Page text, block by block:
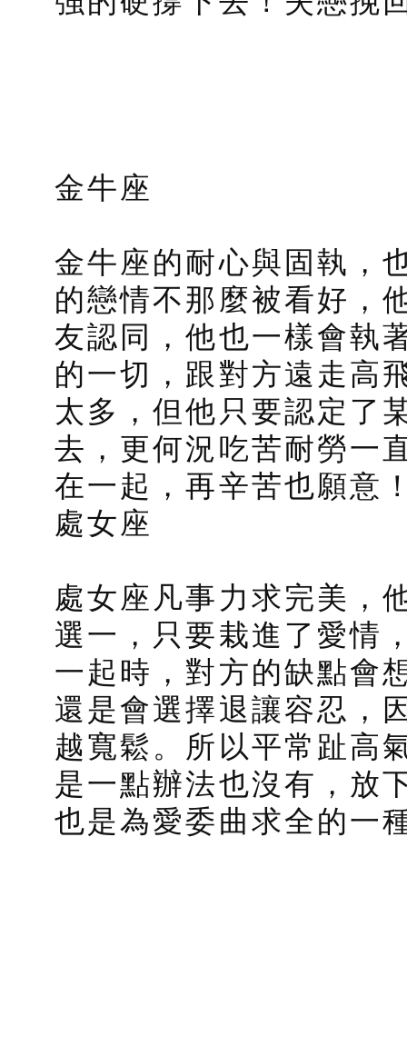
金牛座
金牛座的耐心與固執，
的戀情不那麼被看好，
友認同，他也一樣會執
的一切，跟對方遠走高
太多，但他只要認定了
去，更何況吃苦耐勞一
在一起，再辛苦也願意
處女座
處女座凡事力求完美，
選一，只要栽進了愛情
一起時，對方的缺點會
還是會選擇退讓容忍，
越寬鬆。所以平常趾高
是一點辦法也沒有，放
也是為愛委曲求全的一